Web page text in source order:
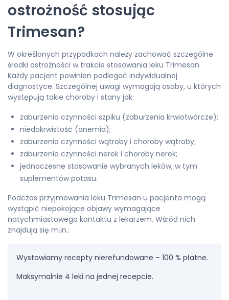
ostrożność stosując
Trimesan?
W określonych przypadkach należy zachować szczególne
środki ostrożności w trakcie stosowania leku Trimesan.
Każdy pacjent powinien podlegać indywidualnej
diagnostyce. Szczególnej uwagi wymagają osoby, u których
występują takie choroby i stany jak:
zaburzenia czynności szpiku (zaburzenia krwiotwórcze);
niedokrwistość (anemia);
zaburzenia czynności wątroby i choroby wątroby;
zaburzenia czynności nerek i choroby nerek;
jednoczesne stosowanie wybranych leków, w tym
suplementów potasu.
Podczas przyjmowania leku Trimesan u pacjenta mogą
wystąpić niepokojące objawy wymagające
natychmiastowego kontaktu z lekarzem. Wśród nich
znajdują się m.in.:
Wystawiamy recepty nierefundowane – 100 % płatne.
Maksymalnie 4 leki na jednej recepcie.